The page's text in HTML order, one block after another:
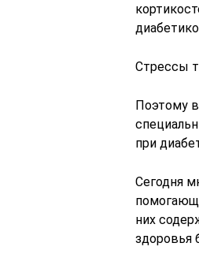
Стрессы
Поэтому
при
Сегодня
них
здоровья